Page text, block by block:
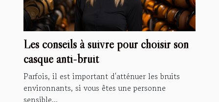
Les conseils à suivre pour choisir son
casque anti-bruit
Parfois, il est important d'atténuer les bruits
environnants, si vous êtes une personne